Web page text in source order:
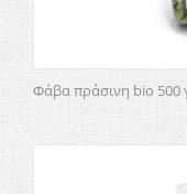
Φάβα πράσινη bio 500